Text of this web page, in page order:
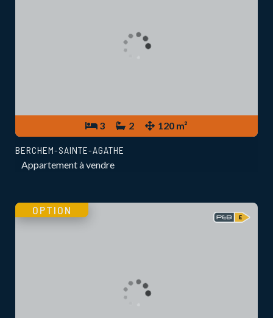
3 2 120 m²
BERCHEM-SAINTE-AGATHE
Appartement à vendre
OPTION